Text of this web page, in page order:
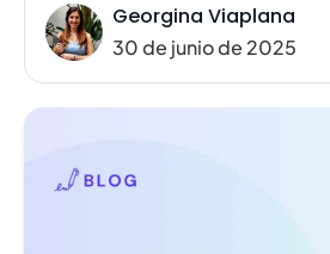
Georgina Viaplana
30 de junio de 2025